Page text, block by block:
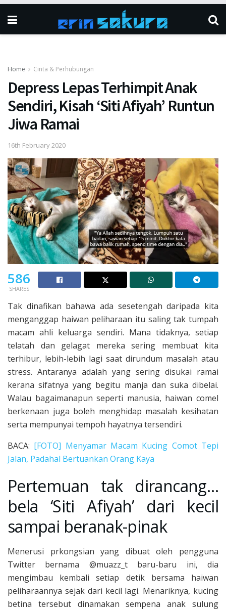
Home Cinta & Perhubungan
Depress Lepas Terhimpit Anak
Sendiri, Kisah ‘Siti Afiyah’ Runtun
Jiwa Ramai
16th February 2020
586
SHARES
Tak dinafikan bahawa ada sesetengah daripada kita
menganggap haiwan peliharaan itu saling tak tumpah
macam ahli keluarga sendiri. Mana tidaknya, setiap
telatah dan gelagat mereka sering membuat kita
terhibur, lebih-lebih lagi saat dirundum masalah atau
stress. Antaranya adalah yang sering disukai ramai
kerana sifatnya yang begitu manja dan suka dibelai.
Walau bagaimanapun seperti manusia, haiwan comel
berkenaan juga boleh menghidap masalah kesihatan
serta mempunyai tempoh hayatnya tersendiri.
BACA: [FOTO] Menyamar Macam Kucing Comot Tepi
Jalan, Padahal Bertuankan Orang Kaya
Pertemuan tak dirancang…
bela ‘Siti Afiyah’ dari kecil
sampai beranak-pinak
Menerusi prkongsian yang dibuat oleh pengguna
Twitter bernama @muazz_t baru-baru ini, dia
mengimbau kembali setiap detik bersama haiwan
peliharaannya sejak dari kecil lagi. Menariknya, kucing
betina tersebut dinamakan sempena anak sulung